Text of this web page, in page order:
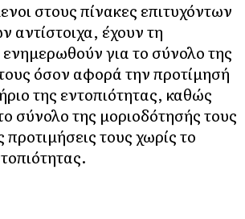
στους πίνακες επιτυχόντων
αντίστοιχα, έχουν τη
για το σύνολο της
όσον αφορά την προτίμησή
της εντοπιότητας, καθώς
σύνολο της μοριοδότησής τους
τους χωρίς το